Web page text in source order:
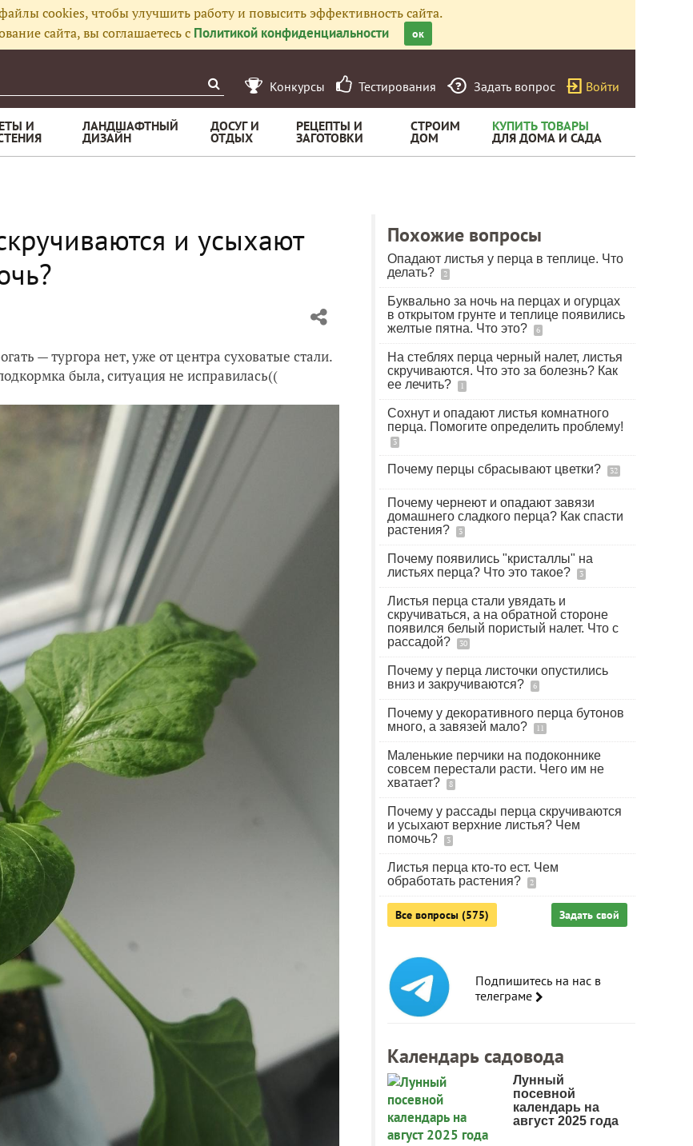
cookies, чтобы улучшить работу и повысить эффективность сайта.
сайта, вы соглашаетесь с Политикой конфиденциальности ок
Конкурсы Тестирования Задать вопрос Войти
И ЛАНДШАФТНЫЙ
ДИЗАЙН
ДОСУГ И
ОТДЫХ
РЕЦЕПТЫ И
ЗАГОТОВКИ
СТРОИМ
ДОМ
КУПИТЬ ТОВАРЫ
ДЛЯ ДОМА И САДА
и усыхают
— тургора нет, уже от центра суховатые стали.
была, ситуация не исправилась((
Похожие вопросы
Опадают листья у перца в теплице. Что
делать?
2
Буквально за ночь на перцах и огурцах
в открытом грунте и теплице появились
желтые пятна. Что это?
6
На стеблях перца черный налет, листья
скручиваются. Что это за болезнь? Как
ее лечить?
1
Сохнут и опадают листья комнатного
перца. Помогите определить проблему!
3
Почему перцы сбрасывают цветки? 32
Почему чернеют и опадают завязи
домашнего сладкого перца? Как спасти
растения?
3
Почему появились "кристаллы" на
листьях перца? Что это такое?
3
Листья перца стали увядать и
скручиваться, а на обратной стороне
появился белый пористый налет. Что с
рассадой?
30
Почему у перца листочки опустились
вниз и закручиваются?
6
Почему у декоративного перца бутонов
много, а завязей мало?
11
Маленькие перчики на подоконнике
совсем перестали расти. Чего им не
хватает?
8
Почему у рассады перца скручиваются
и усыхают верхние листья? Чем
помочь?
3
Листья перца кто-то ест. Чем
обработать растения?
2
Все вопросы (575) Задать свой
Подпишитесь на нас в
телеграме
Календарь садовода
Лунный
посевной
календарь на
август 2025 года